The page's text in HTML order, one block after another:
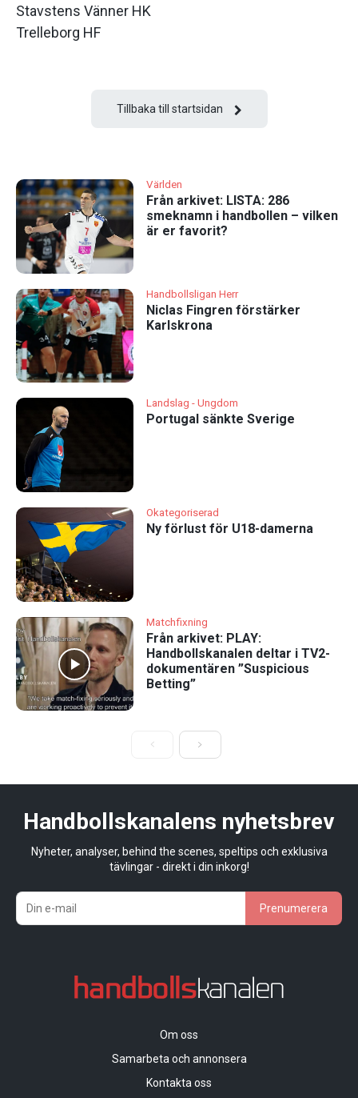
Stavstens Vänner HK
Trelleborg HF
Tillbaka till startsidan
Världen
Från arkivet: LISTA: 286
smeknamn i handbollen – vilken
är er favorit?
Handbollsligan Herr
Niclas Fingren förstärker
Karlskrona
Landslag - Ungdom
Portugal sänkte Sverige
Okategoriserad
Ny förlust för U18-damerna
Matchfixning
Från arkivet: PLAY:
Handbollskanalen deltar i TV2-
dokumentären ”Suspicious
Betting”
Handbollskanalens nyhetsbrev
Nyheter, analyser, behind the scenes, speltips och exklusiva
tävlingar - direkt i din inkorg!
Prenumerera
Om oss
Samarbeta och annonsera
Kontakta oss